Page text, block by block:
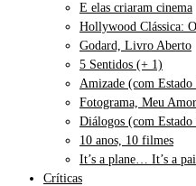
E elas criaram cinema
Hollywood Clássica:
Godard, Livro Aberto
5 Sentidos (+ 1)
Amizade (com Estado
Fotograma, Meu Amor
Diálogos (com Estado
10 anos, 10 filmes
It’s a plane… It’s a
Críticas